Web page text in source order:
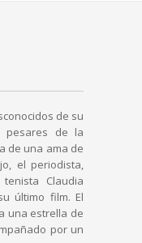
de su
pesares de la
de una ama de
el periodista,
Claudia
último film. El
una estrella de
por un